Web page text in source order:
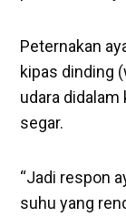
Peternakan
kipas dinding
udara didalam
segar.
“Jadi respon
suhu yang